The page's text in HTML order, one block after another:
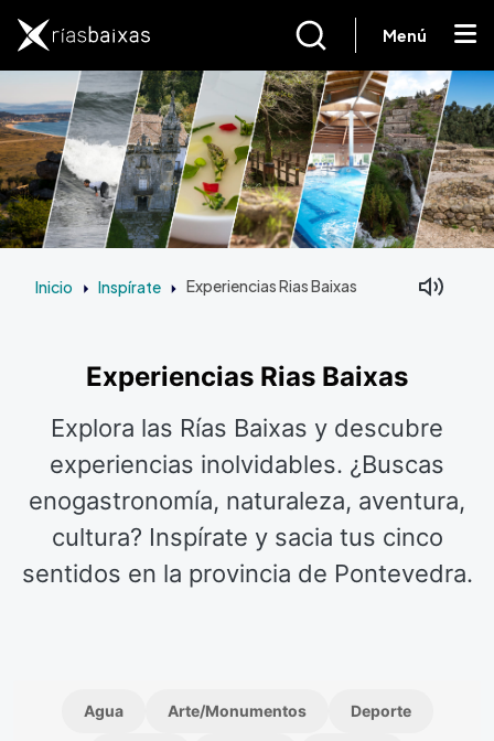
Menú
Inicio Inspírate Experiencias Rias Baixas
Experiencias Rias Baixas
Explora las Rías Baixas y descubre
experiencias inolvidables. ¿Buscas
enogastronomía, naturaleza, aventura,
cultura? Inspírate y sacia tus cinco
sentidos en la provincia de Pontevedra.
Agua Arte/Monumentos Deporte